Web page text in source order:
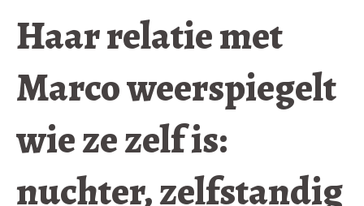
Haar relatie met
Marco weerspiegelt
wie ze zelf is:
nuchter, zelfstandig